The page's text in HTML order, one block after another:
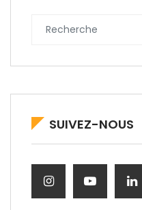
SUIVEZ-NOUS